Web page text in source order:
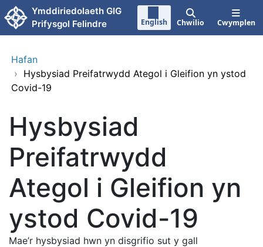
Neidio i'r prif gynnwy
Ymddiriedolaeth GIG
Prifysgol Felindre
English Chwilio Cwymplen
Hafan
› Hysbysiad Preifatrwydd Ategol i Gleifion yn ystod
Covid-19
Hysbysiad
Preifatrwydd
Ategol i Gleifion yn
ystod Covid-19
Mae’r hysbysiad hwn yn disgrifio sut y gall